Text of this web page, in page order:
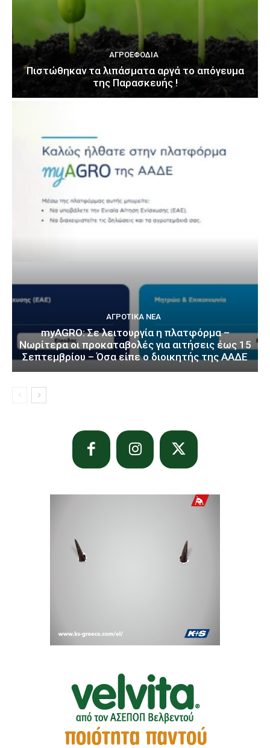
ΑΓΡΟΕΦΌΔΙΑ
Πιστώθηκαν τα λιπάσματα αργά το απόγευμα
της Παρασκευής !
ΑΓΡΟΤΙΚΆ ΝΈΑ
myAGRO: Σε λειτουργία η πλατφόρμα –
Νωρίτερα οι προκαταβολές για αιτήσεις έως 15
Σεπτεμβρίου – Όσα είπε ο διοικητής της ΑΑΔΕ